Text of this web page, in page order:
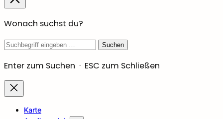
Wonach suchst du?
Suchbegriff
Suchen
Enter zum Suchen · ESC zum Schließen
Karte